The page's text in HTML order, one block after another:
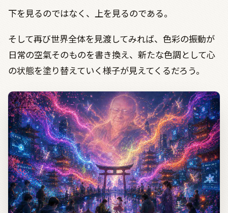
下を見るのではなく、上を見るのである。
そして再び世界全体を見渡してみれば、色彩の振動が
日常の空氣そのものを書き換え、新たな色調として心
の状態を塗り替えていく様子が見えてくるだろう。